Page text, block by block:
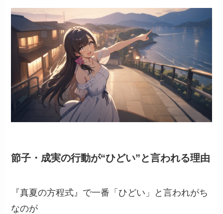
節子・成実の行動が“ひどい”と言われる理由
『真夏の方程式』で一番「ひどい」と言われがち
なのが